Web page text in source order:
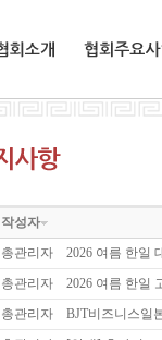
작성자
총관리자
2026 여름 한일
총관리자
2026 여름 한일
총관리자
BJT비즈니스일